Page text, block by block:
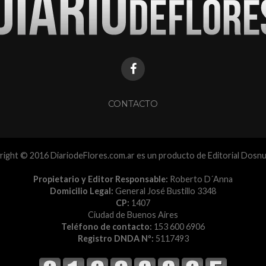
CONTACTO
© 2016 DiariodeFlores.com.ar es un producto de Editorial
Propietario y Editor Responsable: Roberto D´Anna
Domicilio Legal: General José Bustillo 3348
CP: 1407
Ciudad de Buenos Aires
Teléfono de contacto: 153 600 6906
Registro DNDA Nº: 5117493